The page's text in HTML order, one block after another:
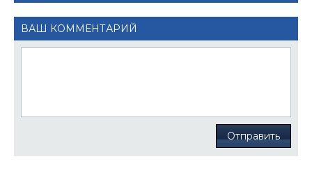
ВАШ КОММЕНТАРИЙ
Отправить